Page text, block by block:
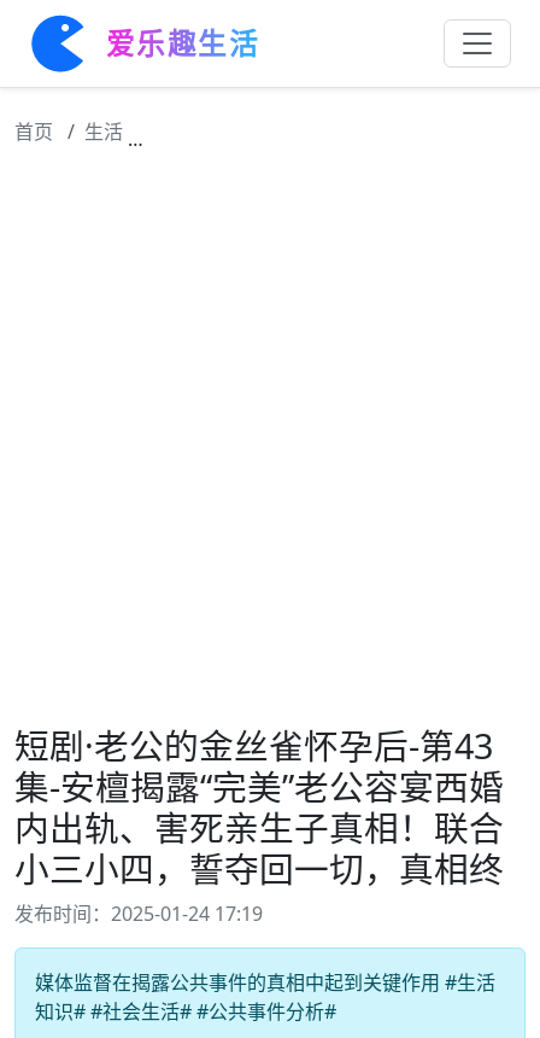
爱乐趣生活
首页 生活
短剧·老公的金丝雀怀孕后-第43
集-安檀揭露“完美”老公容宴西婚
内出轨、害死亲生子真相！联合
小三小四，誓夺回一切，真相终
发布时间：2025-01-24 17:19
媒体监督在揭露公共事件的真相中起到关键作用 #生活
知识# #社会生活# #公共事件分析#